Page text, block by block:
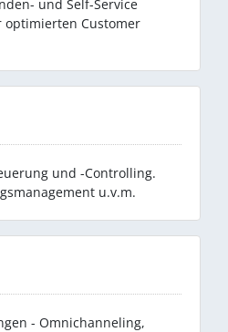
und Self-Service
optimierten Customer
und -Controlling.
u.v.m.
- Omnichanneling,